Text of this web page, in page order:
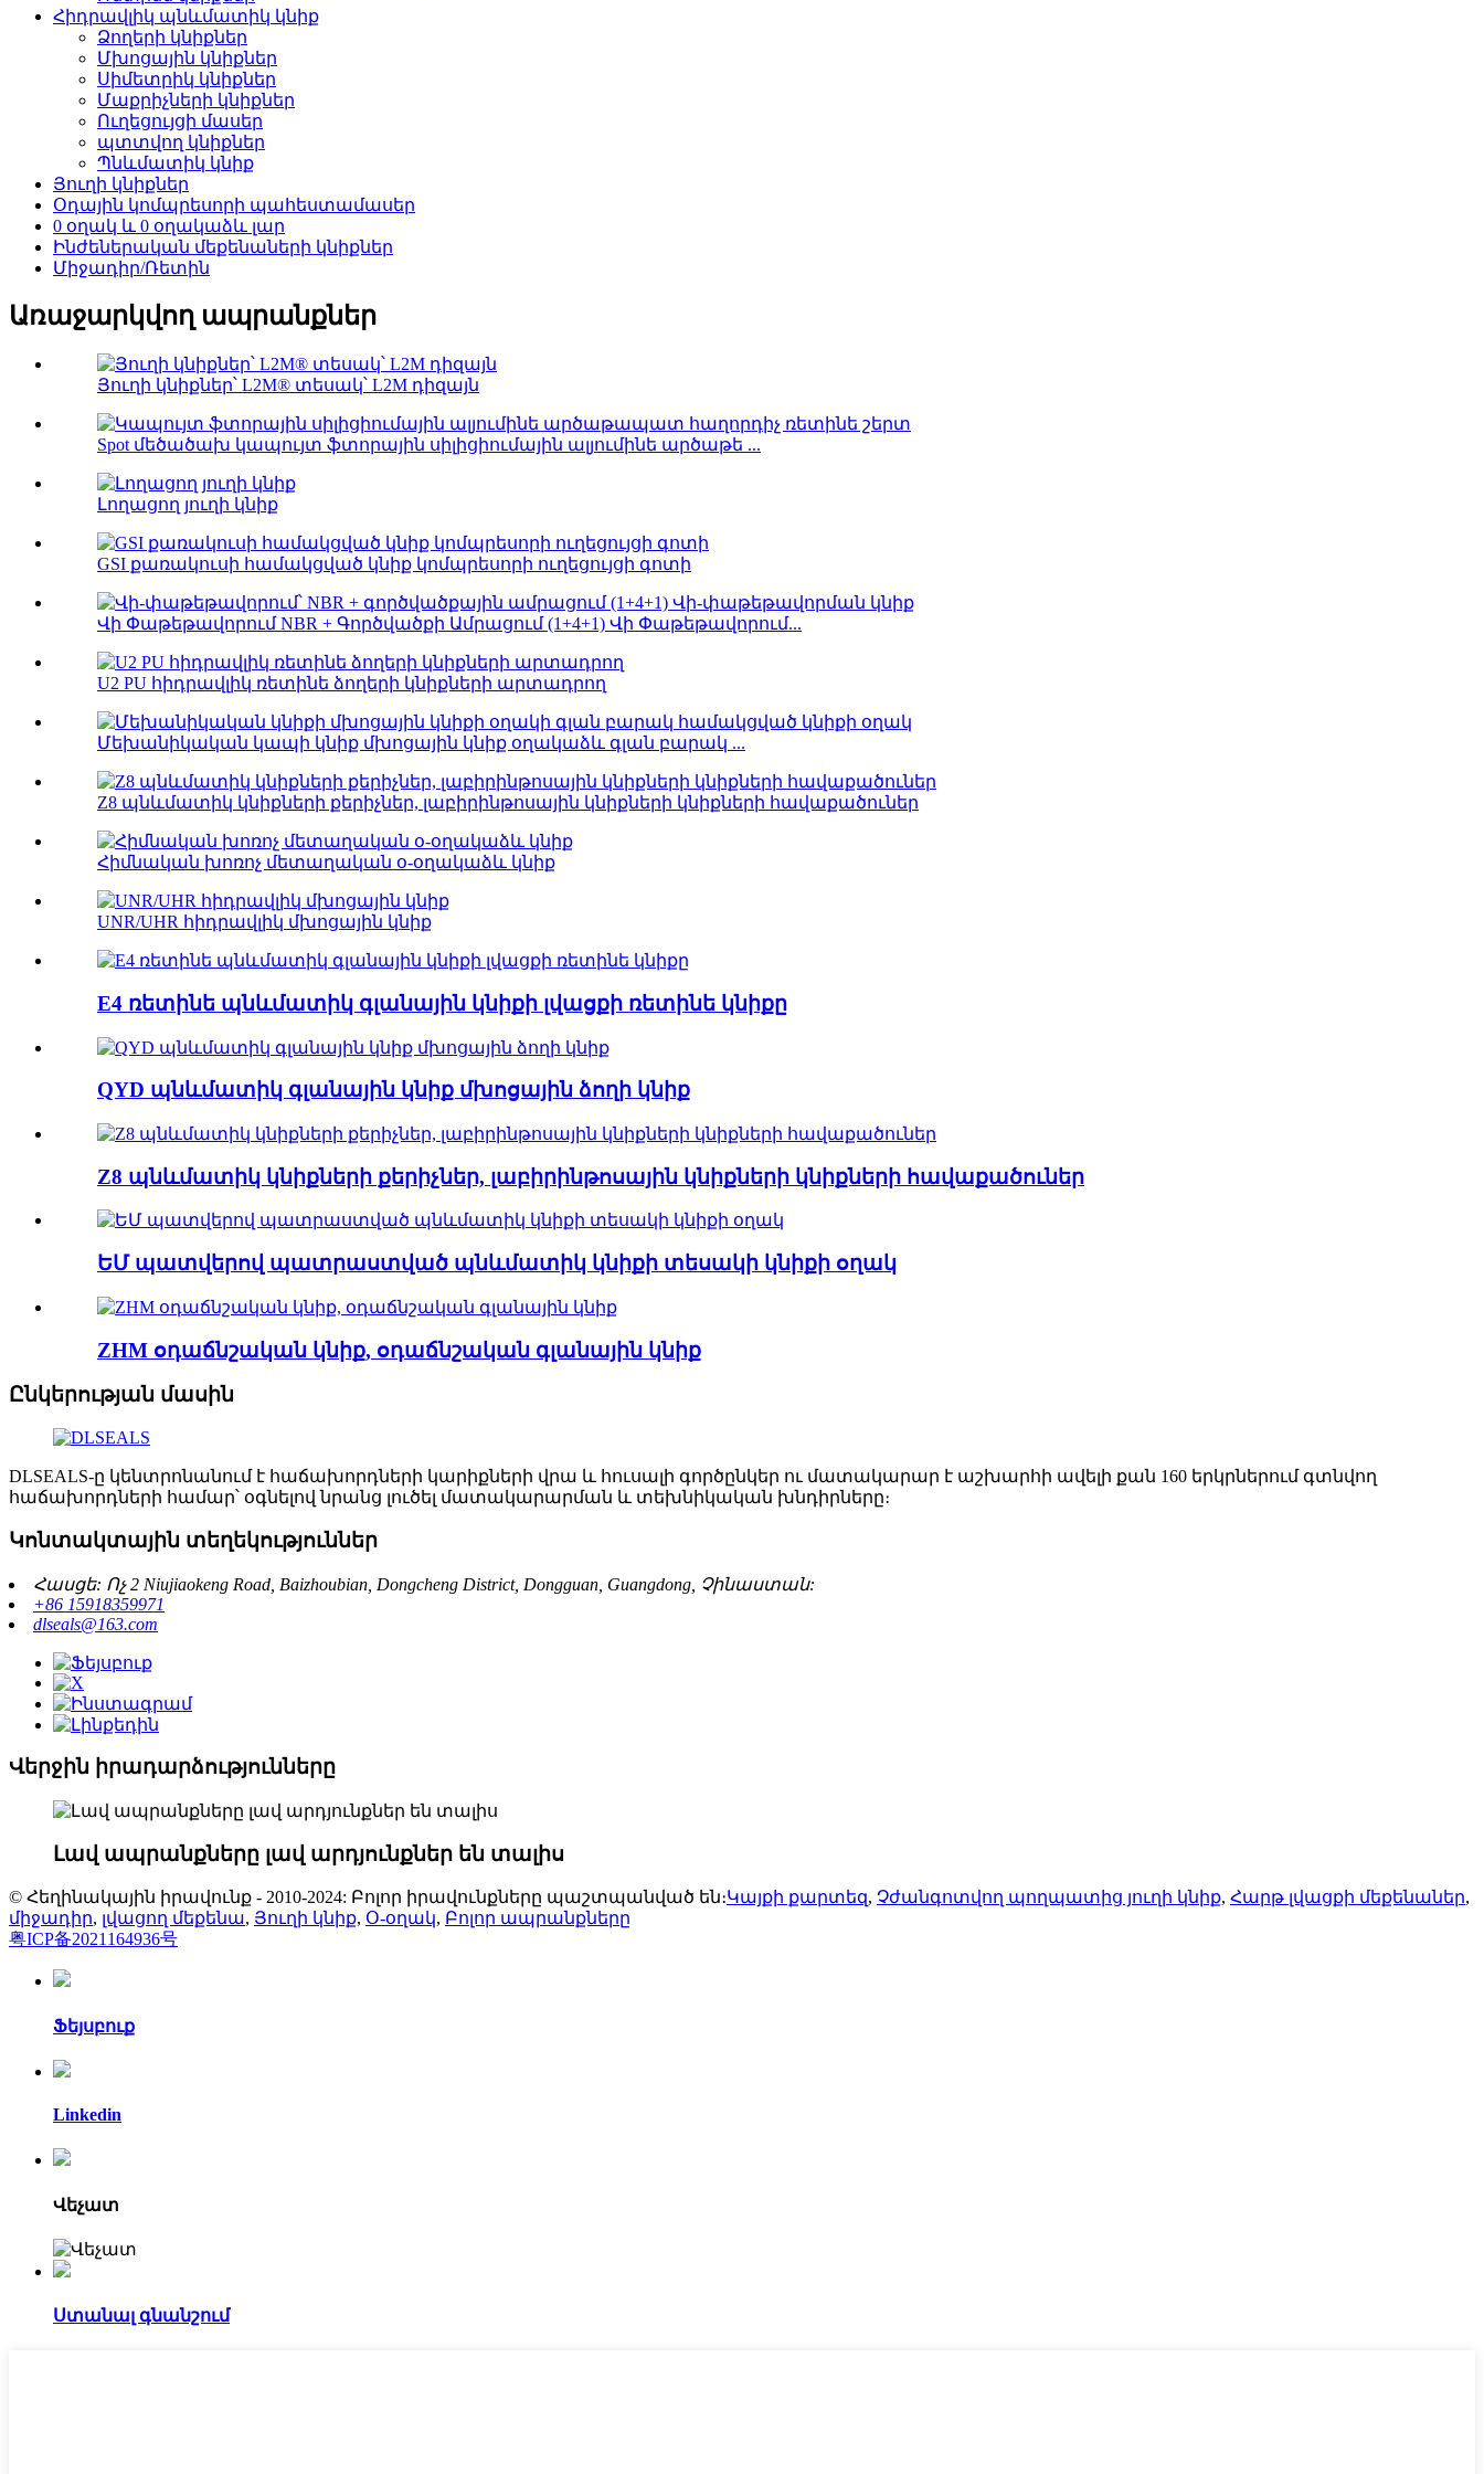
Հիդրավլիկ պնևմատիկ կնիք
Ձողերի կնիքներ
Մխոցային կնիքներ
Սիմետրիկ կնիքներ
Մաքրիչների կնիքներ
Ուղեցույցի մասեր
պտտվող կնիքներ
Պնևմատիկ կնիք
Յուղի կնիքներ
Օդային կոմպրեսորի պահեստամասեր
0 օղակ և 0 օղակաձև լար
Ինժեներական մեքենաների կնիքներ
Միջադիր/Ռետին
Առաջարկվող ապրանքներ
Յուղի կնիքներ՝ L2M® տեսակ՝ L2M դիզայն
Spot մեծածախ կապույտ ֆտորային սիլիցիումային ալյումինե արծաթե ...
Լողացող յուղի կնիք
GSI քառակուսի համակցված կնիք կոմպրեսորի ուղեցույցի գոտի
Վի Փաթեթավորում NBR + Գործվածքի Ամրացում (1+4+1) Վի Փաթեթավորում...
U2 PU հիդրավլիկ ռետինե ձողերի կնիքների արտադրող
Մեխանիկական կապի կնիք մխոցային կնիք օղակաձև գլան բարակ ...
Z8 պնևմատիկ կնիքների քերիչներ, լաբիրինթոսային կնիքների կնիքների հավաքածուներ
Հիմնական խոռոչ մետաղական օ-օղակաձև կնիք
UNR/UHR հիդրավլիկ մխոցային կնիք
E4 ռետինե պնևմատիկ գլանային կնիքի լվացքի ռետինե կնիքը
QYD պնևմատիկ գլանային կնիք մխոցային ձողի կնիք
Z8 պնևմատիկ կնիքների քերիչներ, լաբիրինթոսային կնիքների կնիքների հավաքածուներ
ԵՄ պատվերով պատրաստված պնևմատիկ կնիքի տեսակի կնիքի օղակ
ZHM օդաճնշական կնիք, օդաճնշական գլանային կնիք
Ընկերության մասին
DLSEALS-ը կենտրոնանում է հաճախորդների կարիքների վրա և հուսալի գործընկեր ու մատակարար է աշխարհի ավելի քան 160 երկրներում գտնվող
հաճախորդների համար՝ օգնելով նրանց լուծել մատակարարման և տեխնիկական խնդիրները։
Կոնտակտային տեղեկություններ
Հասցե: Ոչ 2 Niujiaokeng Road, Baizhoubian, Dongcheng District, Dongguan, Guangdong, Չինաստան:
+86 15918359971
dlseals@163.com
Վերջին իրադարձությունները
Լավ ապրանքները լավ արդյունքներ են տալիս
© Հեղինակային իրավունք - 2010-2024: Բոլոր իրավունքները պաշտպանված են։Կայքի քարտեզ, Չժանգոտվող պողպատից յուղի կնիք, Հարթ լվացքի մեքենաներ,
միջադիր, լվացող մեքենա, Յուղի կնիք, Օ-օղակ, Բոլոր ապրանքները
粤ICP备2021164936号
Ֆեյսբուք
Linkedin
Վեչատ
Ստանալ գնանշում